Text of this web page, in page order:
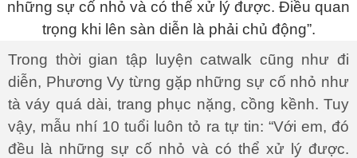
Trong thời gian tập luyện catwalk cũng như đi
diễn, Phương Vy từng gặp những sự cố nhỏ như
tà váy quá dài, trang phục nặng, cồng kềnh. Tuy
vậy, mẫu nhí 10 tuổi luôn tỏ ra tự tin: “Với em, đó
đều là những sự cố nhỏ và có thể xử lý được.